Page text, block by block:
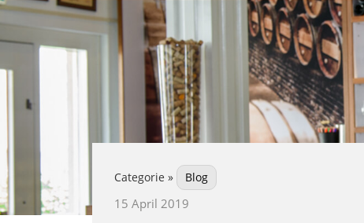
Categorie » Blog
15 April 2019